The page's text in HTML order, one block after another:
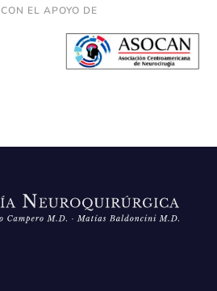
CON EL APOYO DE